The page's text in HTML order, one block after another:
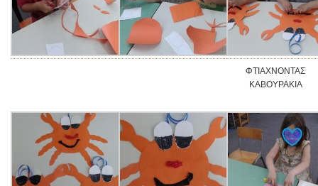
ΦΤΙΑΧΝΟΝΤΑΣ
ΚΑΒΟΥΡΑΚΙΑ